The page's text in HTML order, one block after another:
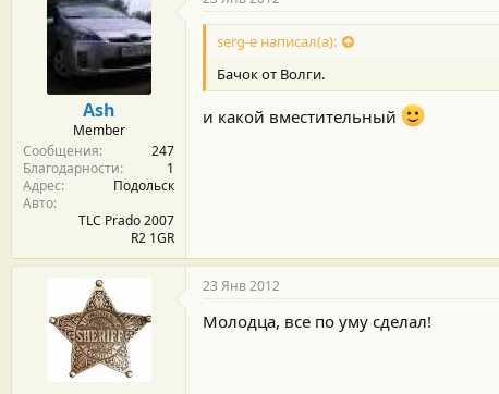
Ash
Member
Сообщения
247
Благодарности
1
Адрес
Подольск
Авто
TLC Prado 2007
R2 1GR
serg-e написал(а):
Бачок от Волги.
и какой вместительный
23 Янв 2012
Молодца, все по уму сделал!